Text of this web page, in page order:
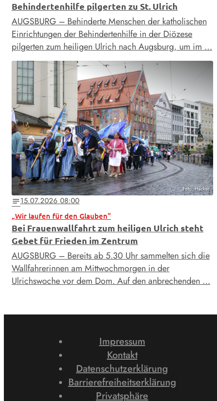
Behindertenhilfe pilgerten zu St. Ulrich
AUGSBURG – Behinderte Menschen der katholischen
Einrichtungen der Behindertenhilfe in der Diözese
pilgerten zum heiligen Ulrich nach Augsburg, um im …
Foto: Hacker
notes15.07.2026 08:00
„Wir laufen für den Glauben“
Bei Frauenwallfahrt zum heiligen Ulrich steht
Gebet für Frieden im Zentrum
AUGSBURG – Bereits ab 5.30 Uhr sammelten sich die
Wallfahrerinnen am Mittwochmorgen in der
Ulrichswoche vor dem Dom. Auf den anbrechenden …
Impressum
Kontakt
Datenschutzerklärung
Barrierefreiheitserklärung
Privatsphäre